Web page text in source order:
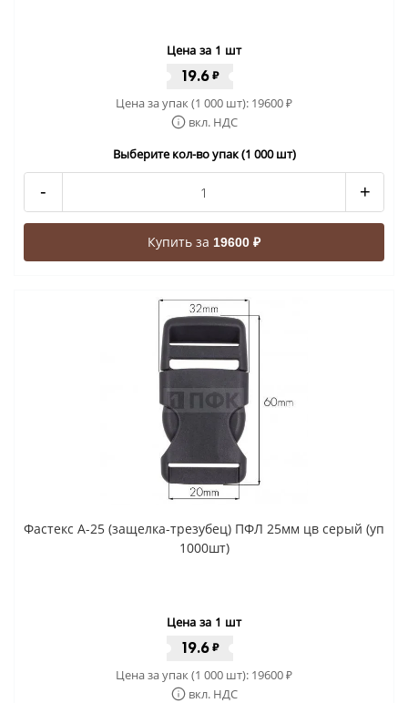
Цена за 1 шт
19.6 ₽
Цена за упак (1 000 шт): 19600₽
вкл. НДС
Выберите кол-во упак (1 000 шт)
- +
Купить за 19600 ₽
Фастекс A-25 (защелка-трезубец) ПФЛ 25мм цв серый (уп
1000шт)
Цена за 1 шт
19.6 ₽
Цена за упак (1 000 шт): 19600₽
вкл. НДС